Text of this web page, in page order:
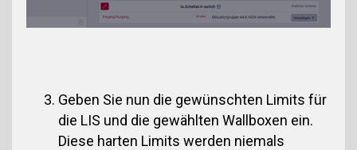
Geben Sie nun die gewünschten Limits für
die LIS und die gewählten Wallboxen ein.
Diese harten Limits werden niemals